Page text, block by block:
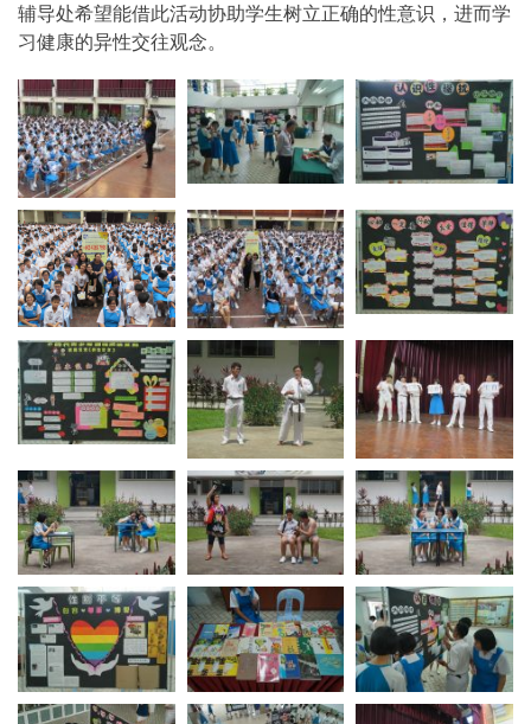
辅导处希望能借此活动协助学生树立正确的性意识，进而学
习健康的异性交往观念。